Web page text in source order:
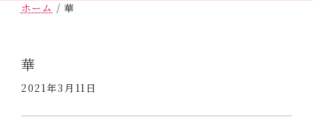
ホーム /華
華
2021年3月11日